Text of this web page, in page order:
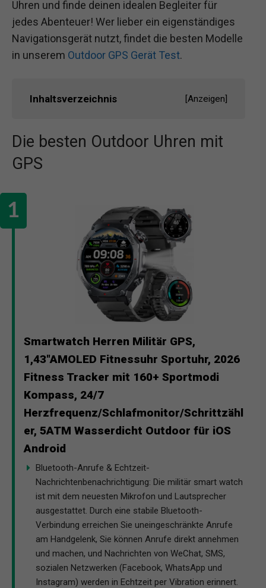
Uhren und finde deinen idealen Begleiter für
jedes Abenteuer! Wer lieber ein eigenständiges
Navigationsgerät nutzt, findet die besten Modelle
in unserem Outdoor GPS Gerät Test.
Inhaltsverzeichnis [Anzeigen]
Die besten Outdoor Uhren mit
GPS
Smartwatch Herren Militär GPS,
1,43"AMOLED Fitnessuhr Sportuhr, 2026
Fitness Tracker mit 160+ Sportmodi
Kompass, 24/7
Herzfrequenz/Schlafmonitor/Schrittzähl
er, 5ATM Wasserdicht Outdoor für iOS
Android
Bluetooth-Anrufe & Echtzeit-
Nachrichtenbenachrichtigung: Die militär smart watch
ist mit dem neuesten Mikrofon und Lautsprecher
ausgestattet. Durch eine stabile Bluetooth-
Verbindung erreichen Sie uneingeschränkte Anrufe
am Handgelenk, Sie können Anrufe direkt annehmen
und machen, und Nachrichten von WeChat, SMS,
sozialen Netzwerken (Facebook, WhatsApp und
Instagram) werden in Echtzeit per Vibration erinnert.